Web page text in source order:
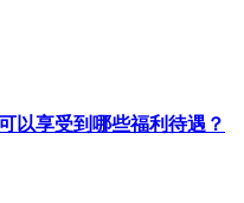
以享受到哪些福利待遇？